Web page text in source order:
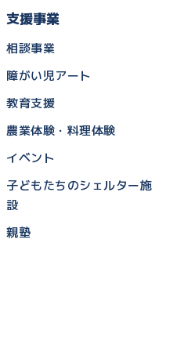
支援事業
相談事業
障がい児アート
教育支援
農業体験・料理体験
イベント
子どもたちのシェルター施
設
親塾